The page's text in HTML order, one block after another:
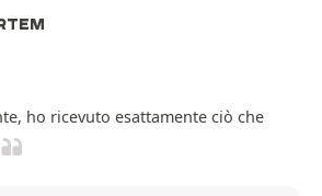
ho ricevuto esattamente ciò che